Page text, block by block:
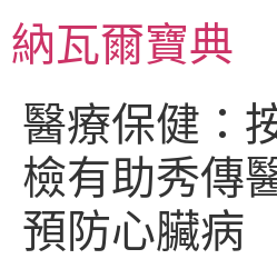
至
主納瓦爾寶典
醫療保健：
檢有助秀傳
預防心臟病